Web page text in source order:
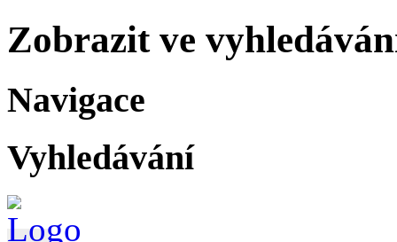
Zobrazit ve
Navigace
Vyhledávání